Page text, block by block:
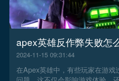
2024-11-15 09:31:44
在Apex英雄中，有些玩家在游戏